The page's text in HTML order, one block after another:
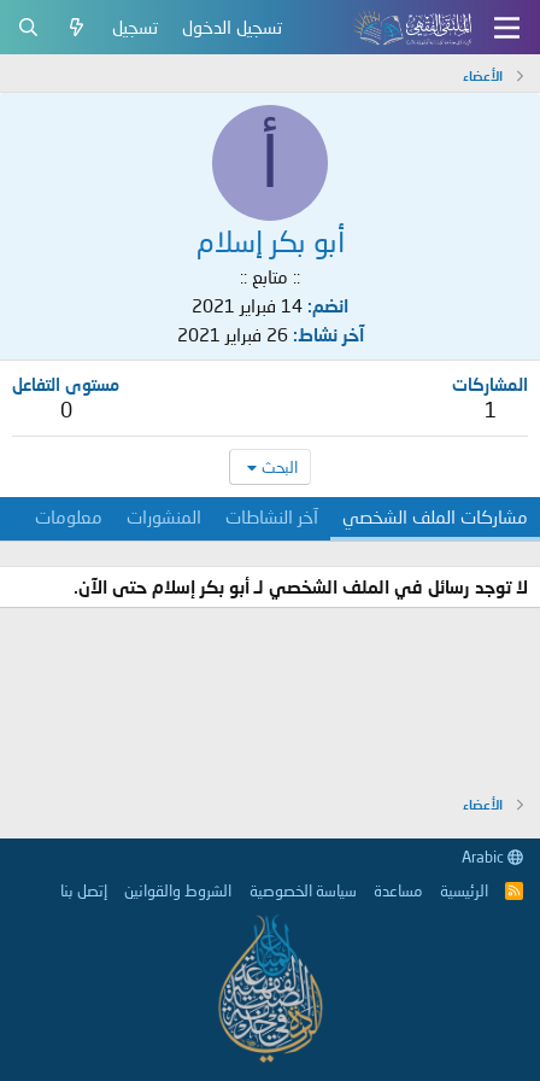
تسجيل الدخول تسجيل
الأعضاء
أبو بكر إسلام
:: متابع ::
انضم 14 فبراير 2021
آخر نشاط 26 فبراير 2021
المشاركات
1
مستوى التفاعل
0
البحث
مشاركات الملف الشخصي آخر النشاطات المنشورات معلومات
لا توجد رسائل في الملف الشخصي لـ أبو بكر إسلام حتى الآن.
الأعضاء
R
الرئيسية مساعدة سياسة الخصوصية الشروط والقوانين إتصل بنا